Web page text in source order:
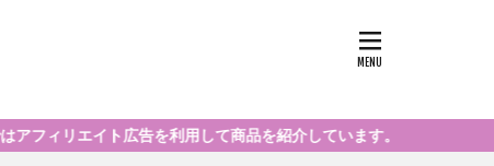
品を紹介しています。